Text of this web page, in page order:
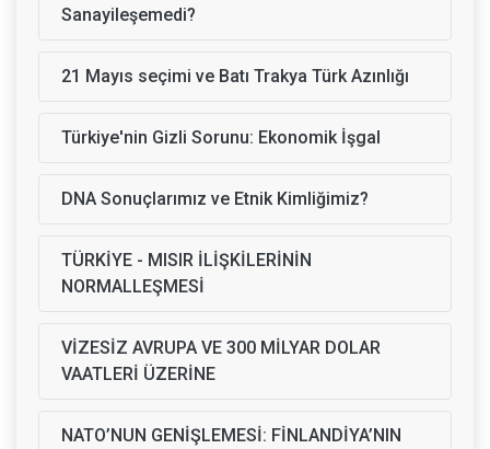
Sanayileşemedi?
21 Mayıs seçimi ve Batı Trakya Türk Azınlığı
Türkiye'nin Gizli Sorunu: Ekonomik İşgal
DNA Sonuçlarımız ve Etnik Kimliğimiz?
TÜRKİYE - MISIR İLİŞKİLERİNİN
NORMALLEŞMESİ
VİZESİZ AVRUPA VE 300 MİLYAR DOLAR
VAATLERİ ÜZERİNE
NATO’NUN GENİŞLEMESİ: FİNLANDİYA’NIN